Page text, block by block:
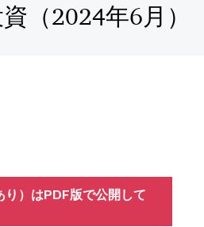
（2024年6月）
り）はPDF版で公開して